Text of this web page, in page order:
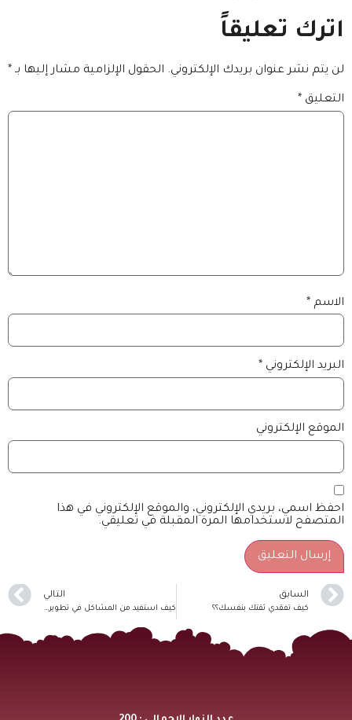
اترك تعليقاً
لن يتم نشر عنوان بريدك الإلكتروني. الحقول الإلزامية مشار إليها بـ*
التعليق*
الاسم*
البريد الإلكتروني*
الموقع الإلكتروني
احفظ اسمي، بريدي الإلكتروني، والموقع الإلكتروني في هذا
المتصفح لاستخدامها المرة المقبلة في تعليقي.
السابق
كيف تفقدي ثقتك بنفسك؟؟
التالي
كيف استفيد من المشاكل في تطوير ذاتي